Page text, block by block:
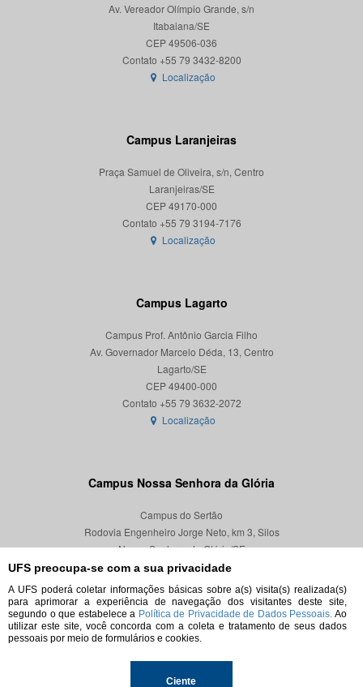
UFS preocupa-se com a sua privacidade
A UFS poderá coletar informações básicas sobre a(s) visita(s) realizada(s)
para aprimorar a experiência de navegação dos visitantes deste site,
segundo o que estabelece a Política de Privacidade de Dados Pessoais. Ao
utilizar este site, você concorda com a coleta e tratamento de seus dados
pessoais por meio de formulários e cookies.
Ciente
Av. Vereador Olímpio Grande, s/n
Itabaiana/SE
CEP 49506-036
Localização
Campus Laranjeiras
Praça Samuel de Oliveira, s/n, Centro
Laranjeiras/SE
CEP 49170-000
Localização
Campus Lagarto
Campus Prof. Antônio Garcia Filho
Av. Governador Marcelo Déda, 13, Centro
Lagarto/SE
CEP 49400-000
Localização
Campus Nossa Senhora da Glória
Campus do Sertão
Rodovia Engenheiro Jorge Neto, km 3, Silos
Nossa Senhora da Glória/SE
CEP 49680-000
Localização
© 2026. Todos os direitos reservados.